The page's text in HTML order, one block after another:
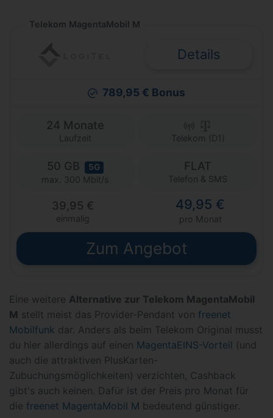
Telekom MagentaMobil M
Details
789,95 € Bonus
24 Monate
Laufzeit Telekom (D1)
50 GB 5G
max. 300 Mbit/s
FLAT
Telefon & SMS
39,95 €
einmalig
49,95 €
pro Monat
Zum Angebot
Eine weitere Alternative zur Telekom MagentaMobil
M stellt meist das Provider-Pendant von freenet
Mobilfunk dar. Anders als beim Telekom Original musst
du hier allerdings auf einen MagentaEINS-Vorteil (und
auch die attraktiven PlusKarten-
Zubuchungsmöglichkeiten) verzichten, Cashback
gibt's auch keinen. Dafür ist der Preis pro Monat für
die freenet MagentaMobil M bedeutend günstiger.